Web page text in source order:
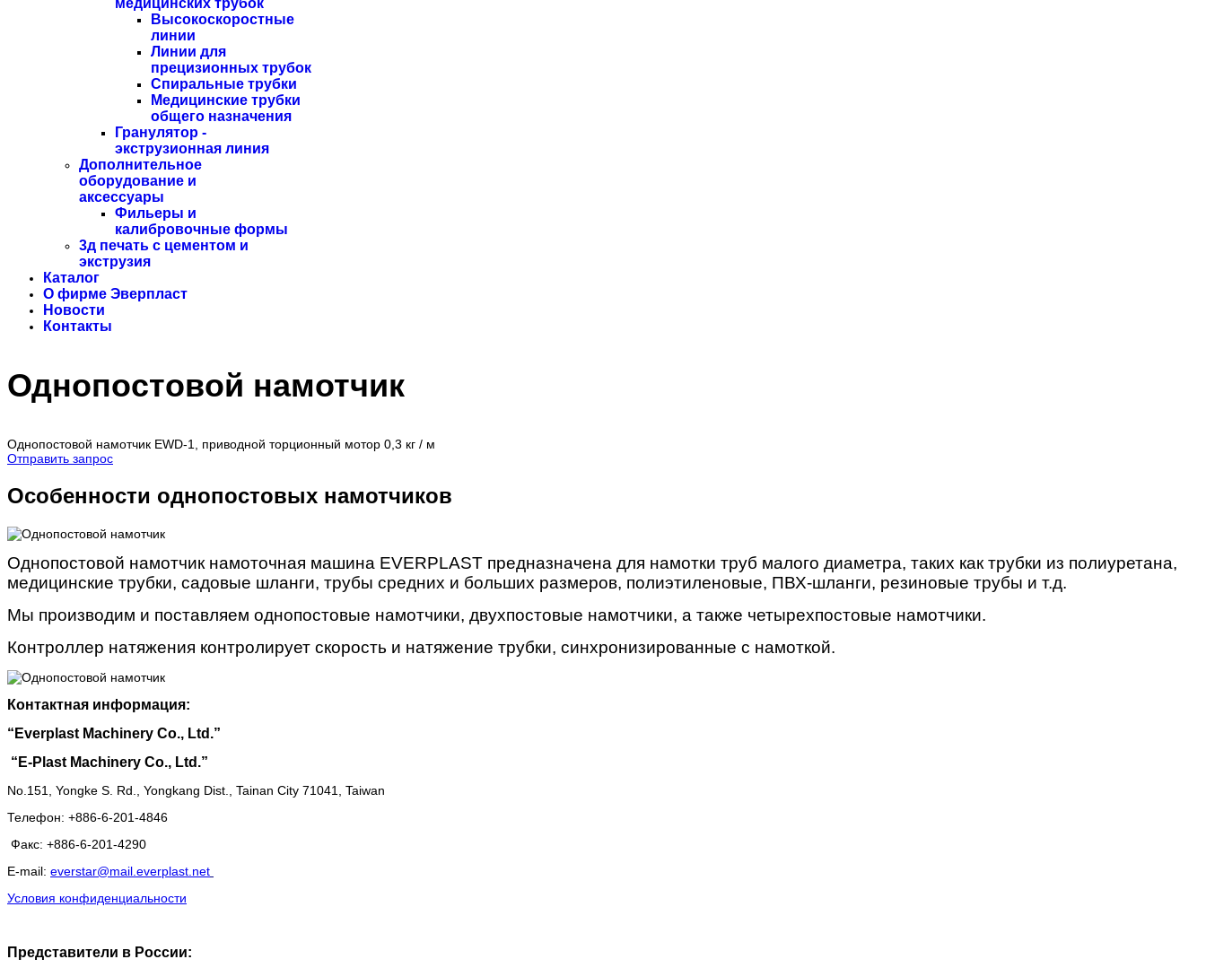
медицинских трубок
Высокоскоростные
линии
Линии для
прецизионных трубок
Спиральные трубки
Медицинские трубки
общего назначения
Гранулятор -
экструзионная линия
Дополнительное
оборудование и
аксессуары
Фильеры и
калибровочные формы
3д печать с цементом и
экструзия
Каталог
О фирме Эверпласт
Новости
Контакты
Однопостовой намотчик
Однопостовой намотчик EWD-1, приводной торционный мотор 0,3 кг / м
Отправить запрос
Особенности однопостовых намотчиков
Однопостовой намотчик намоточная машина EVERPLAST предназначена для намотки труб малого диаметра, таких как трубки из полиуретана,
медицинские трубки, садовые шланги, трубы средних и больших размеров, полиэтиленовые, ПВХ-шланги, резиновые трубы и т.д.
Мы производим и поставляем однопостовые намотчики, двухпостовые намотчики, а также четырехпостовые намотчики.
Контроллер натяжения контролирует скорость и натяжение трубки, синхронизированные с намоткой.
Контактная информация:
“ Everplast Machinery Co., Ltd.”
“ E-Plast Machinery Co., Ltd.”
No.151, Yongke S. Rd., Yongkang Dist., Tainan City 71041, Taiwan
Телефон: +886-6-201-4846
Факс: +886-6-201-4290
E-mail: everstar@mail.everplast.net
Условия конфиденциальности
Представители в России: